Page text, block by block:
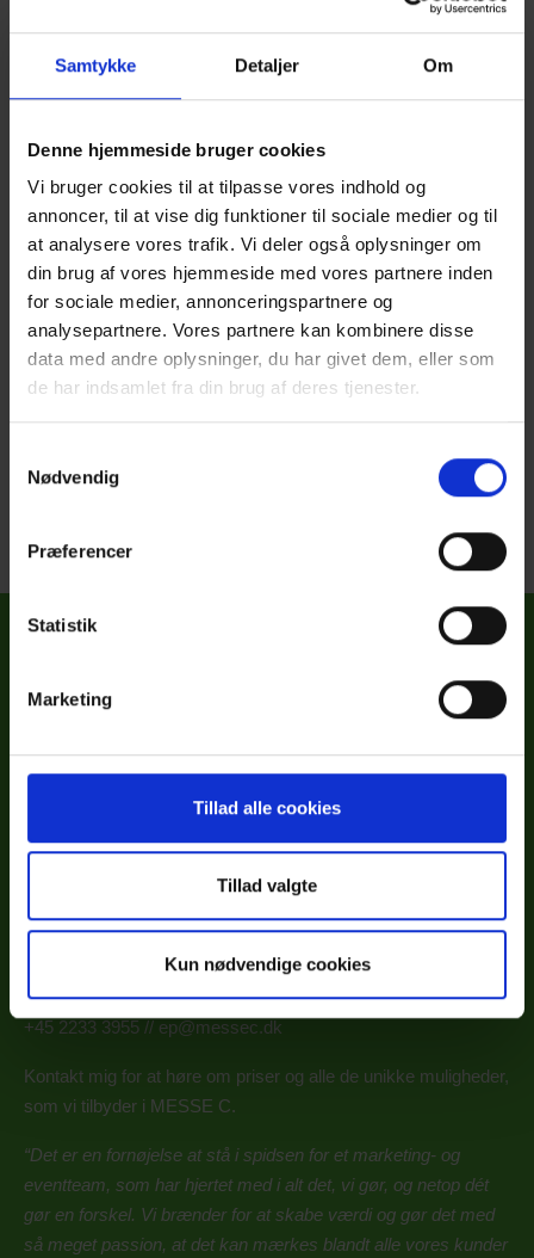
Samtykke Detaljer Om
Denne hjemmeside bruger cookies
Vi bruger cookies til at tilpasse vores indhold og
annoncer, til at vise dig funktioner til sociale medier og til
at analysere vores trafik. Vi deler også oplysninger om
din brug af vores hjemmeside med vores partnere inden
for sociale medier, annonceringspartnere og
analysepartnere. Vores partnere kan kombinere disse
data med andre oplysninger, du har givet dem, eller som
de har indsamlet fra din brug af deres tjenester.
Nødvendig
Præferencer
Statistik
Marketing
Tillad alle cookies
Tillad valgte
Kun nødvendige cookies
Efter showet blev et nyt rum afsløret - en stor natklub med
Alle ansatte havde mulighed for at møde hinanden over
forskellige aktiviteter samt feste til både Branco og Kato.
Festen var skræddersyet efter Restaurant Flammens identitet,
hvor der var plads til alle målgrupper i firmaet.
Event- og marketingchef
+45 2233 3955 // ep@messec.dk
Kontakt mig for at høre om priser og alle de unikke muligheder,
som vi tilbyder i MESSE C.
“Det er en fornøjelse at stå i spidsen for et marketing- og
eventteam, som har hjertet med i alt det, vi gør, og netop dét
gør en forskel. Vi brænder for at skabe værdi og gør det med
så meget passion, at det kan mærkes blandt alle vores kunder